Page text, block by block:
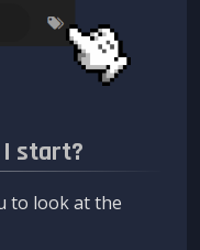
I start?
to look at the